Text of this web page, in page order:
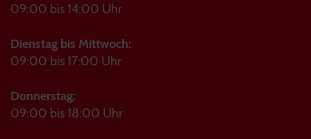
09:00 bis 14:00 Uhr
Dienstag bis Mittwoch:
09:00 bis 17:00 Uhr
Donnerstag:
09:00 bis 18:00 Uhr